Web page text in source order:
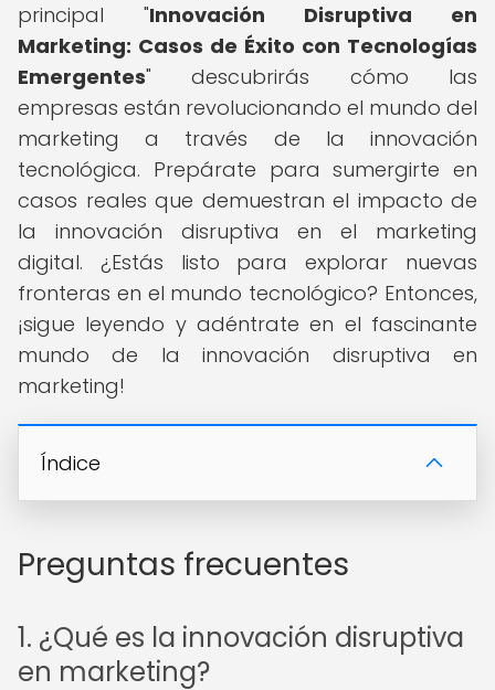
principal "Innovación Disruptiva en
Marketing: Casos de Éxito con Tecnologías
Emergentes" descubrirás cómo las
empresas están revolucionando el mundo del
marketing a través de la innovación
tecnológica. Prepárate para sumergirte en
casos reales que demuestran el impacto de
la innovación disruptiva en el marketing
digital. ¿Estás listo para explorar nuevas
fronteras en el mundo tecnológico? Entonces,
¡sigue leyendo y adéntrate en el fascinante
mundo de la innovación disruptiva en
marketing!
Índice
Preguntas frecuentes
1. ¿Qué es la innovación disruptiva
en marketing?